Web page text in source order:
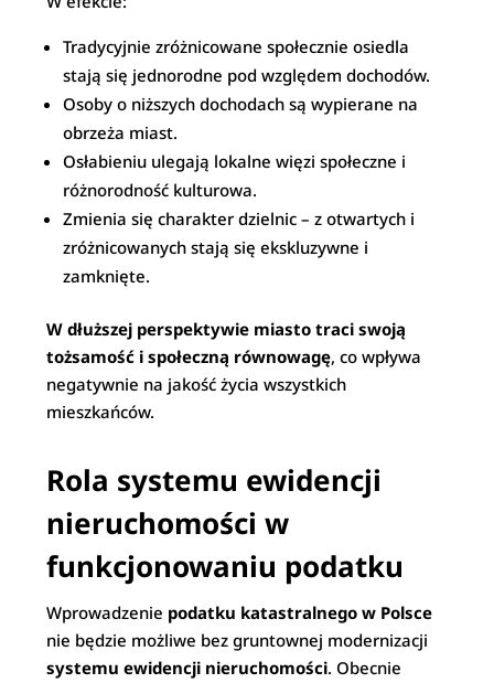
Tradycyjnie zróżnicowane społecznie osiedla
stają się jednorodne pod względem dochodów.
Osoby o niższych dochodach są wypierane na
obrzeża miast.
Osłabieniu ulegają lokalne więzi społeczne i
różnorodność kulturowa.
Zmienia się charakter dzielnic – z otwartych i
zróżnicowanych stają się ekskluzywne i
zamknięte.
W dłuższej perspektywie miasto traci swoją
tożsamość i społeczną równowagę, co wpływa
negatywnie na jakość życia wszystkich
mieszkańców.
Rola systemu ewidencji
nieruchomości w
funkcjonowaniu podatku
Wprowadzenie podatku katastralnego w Polsce
nie będzie możliwe bez gruntownej modernizacji
systemu ewidencji nieruchomości. Obecnie